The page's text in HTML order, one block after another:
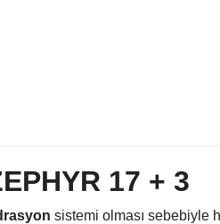
17 + 3
sistemi olması sebebiyle